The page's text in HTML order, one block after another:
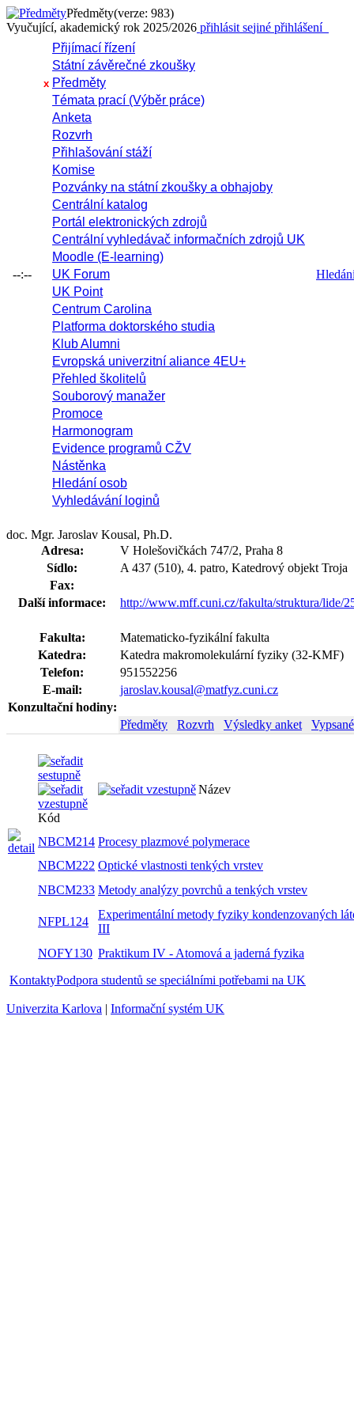
Předměty(verze: 983)
Vyučující, akademický rok 2025/2026 přihlásit sejiné přihlášení
--:--
Přijímací řízení
Státní závěrečné zkoušky
x Předměty
Témata prací (Výběr práce)
Anketa
Rozvrh
Přihlašování stáží
Komise
Pozvánky na státní zkoušky a obhajoby
Centrální katalog
Portál elektronických zdrojů
Centrální vyhledávač informačních zdrojů UK
Moodle (E-learning)
UK Forum
UK Point
Centrum Carolina
Platforma doktorského studia
Klub Alumni
Evropská univerzitní aliance 4EU+
Přehled školitelů
Souborový manažer
Promoce
Harmonogram
Evidence programů CŽV
Nástěnka
Hledání osob
Vyhledávání loginů
doc. Mgr. Jaroslav Kousal, Ph.D.
Adresa:
V Holešovičkách 747/2, Praha 8
Sídlo:
A 437 (510), 4. patro, Katedrový objekt Troja
Fax:
Další informace:
http://www.mff.cuni.cz/fakulta/struktura/lide/
Fakulta:
Matematicko-fyzikální fakulta
Katedra:
Katedra makromolekulární fyziky (32-KMF)
Telefon:
951552256
E-mail:
jaroslav.kousal@matfyz.cuni.cz
Konzultační hodiny:
Předměty
Rozvrh Výsledky anket
Kód
Název
NBCM214 Procesy plazmové polymerace
NBCM222 Optické vlastnosti tenkých vrstev
Experimentální metody fyziky